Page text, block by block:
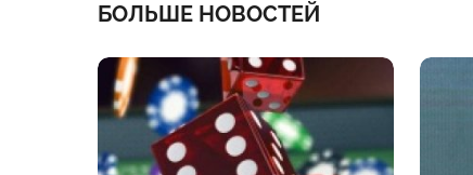
БОЛЬШЕ НОВОСТЕЙ